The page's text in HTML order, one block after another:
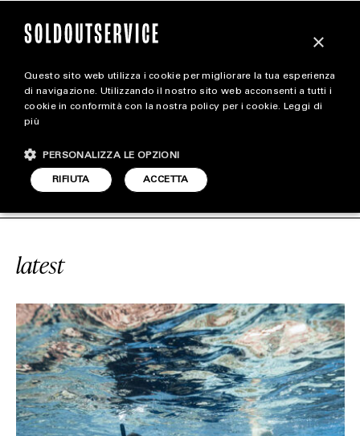
magazine
STYLE
FOOTWEAR
#POLINESIA SOLDOUTSERVICE
latest
×
Questo sito web utilizza i cookie per migliorare la tua esperienza
di navigazione. Utilizzando il nostro sito web acconsenti a tutti i
cookie in conformità con la nostra policy per i cookie. Leggi di
più
ACCETTA
RIFIUTA
PERSONALIZZA LE OPZIONI